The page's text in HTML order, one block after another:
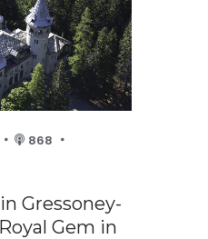
868
Gressoney-
Gem in